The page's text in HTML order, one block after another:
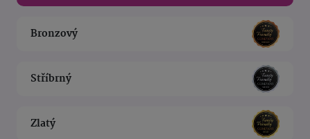
Bronzový
Stříbrný
Zlatý